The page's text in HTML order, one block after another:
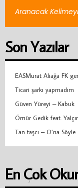
Son Yazılar
EASMurat Aliağa FK
Ticari şarkı yapmadım
Güven Yüreyi – Kabuk
Ömür Gedik feat.
Tan taşcı – O’na Söyle
En Çok